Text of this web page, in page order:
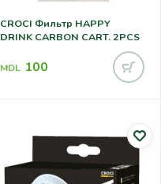
CROCI Фильтр HAPPY
DRINK CARBON CART. 2PCS
MDL 100